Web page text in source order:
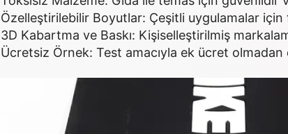
Özelleştirilebilir Boyutlar: Çeşitli uygulamalar
3D Kabartma ve Baskı: Kişiselleştirilmiş
Ücretsiz Örnek: Test amacıyla ek ücret olmadan